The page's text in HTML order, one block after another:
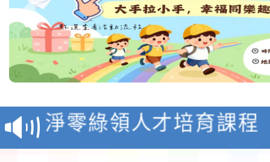
教育部校安中心白海豚
報
淨零綠領人才培育課程
檢送桃園市115學年度